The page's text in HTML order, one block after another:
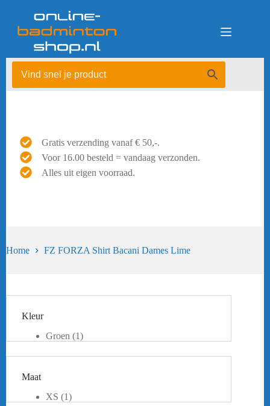
Gratis verzending vanaf € 50,-.
Voor 16.00 besteld = vandaag verzonden.
Alles uit eigen voorraad.
Home FZ FORZA Shirt Bacani Dames Lime
Kleur
Groen (1)
Maat
XS (1)